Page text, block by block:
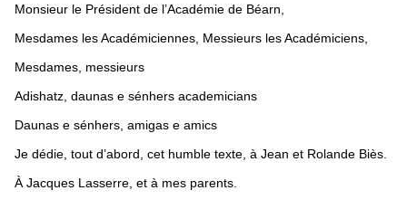
Monsieur le Président de l’Académie de Béarn,
Mesdames les Académiciennes, Messieurs les Académiciens,
Mesdames, messieurs
Adishatz, daunas e sénhers academicians
Daunas e sénhers, amigas e amics
Je dédie, tout d’abord, cet humble texte, à Jean et Rolande Biès.
À Jacques Lasserre, et à mes parents.